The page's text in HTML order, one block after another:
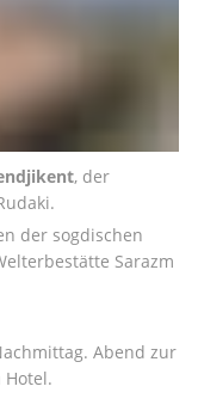
, der
der sogdischen
Sarazm
Abend zur